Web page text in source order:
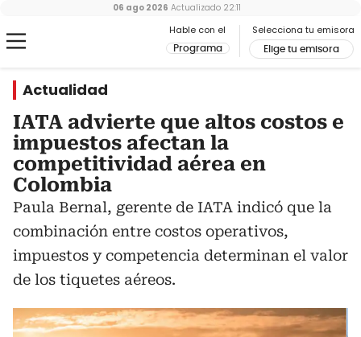
Hable con el
Programa
Selecciona tu emisora
Elige tu emisora
06 ago 2026 Actualizado 22:11
Actualidad
IATA advierte que altos costos e
impuestos afectan la
competitividad aérea en
Colombia
Paula Bernal, gerente de IATA indicó que la
combinación entre costos operativos,
impuestos y competencia determinan el valor
de los tiquetes aéreos.